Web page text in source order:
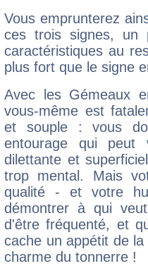
Vous emprunterez
ces trois signes, un
caractéristiques au
plus fort que le signe
Avec les Gémeaux
vous-même est
et souple : vous
entourage qui
dilettante et
trop mental. Mais
qualité - et votre
démontrer à qui
d'être fréquenté, et
cache un appétit de
charme du tonnerre !